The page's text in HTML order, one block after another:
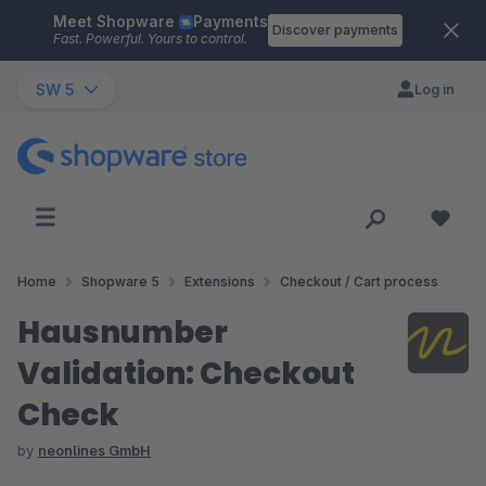
Skip to main content
Meet Shopware Payments
Fast. Powerful. Yours to control.
Discover payments
SW 5 Log in
Home Shopware 5 Extensions Checkout / Cart process
Hausnumber
Validation: Checkout
Check
by neonlines GmbH